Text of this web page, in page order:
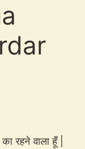
रहने वाला हूँ |